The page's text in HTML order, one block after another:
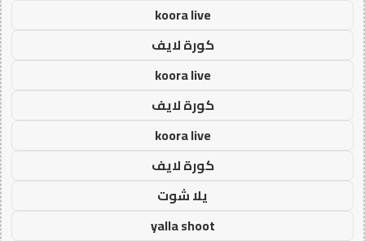
koora live
كورة لايف
koora live
كورة لايف
koora live
كورة لايف
يلا شوت
yalla shoot